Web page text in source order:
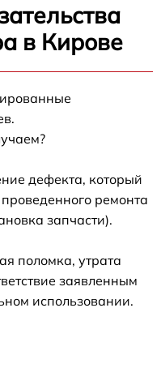
в Кирове
дефекта, который
ремонта
запчасти).
поломка, утрата
заявленным
использовании.